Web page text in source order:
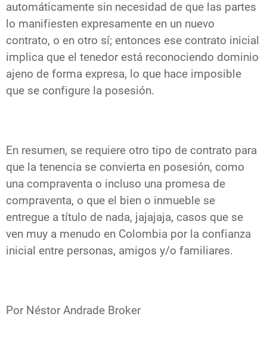
automáticamente sin necesidad de que las partes
lo manifiesten expresamente en un nuevo
contrato, o en otro sí; entonces ese contrato inicial
implica que el tenedor está reconociendo dominio
ajeno de forma expresa, lo que hace imposible
que se configure la posesión.
En resumen, se requiere otro tipo de contrato para
que la tenencia se convierta en posesión, como
una compraventa o incluso una promesa de
compraventa, o que el bien o inmueble se
entregue a título de nada, jajajaja, casos que se
ven muy a menudo en Colombia por la confianza
inicial entre personas, amigos y/o familiares.
Por Néstor Andrade Broker